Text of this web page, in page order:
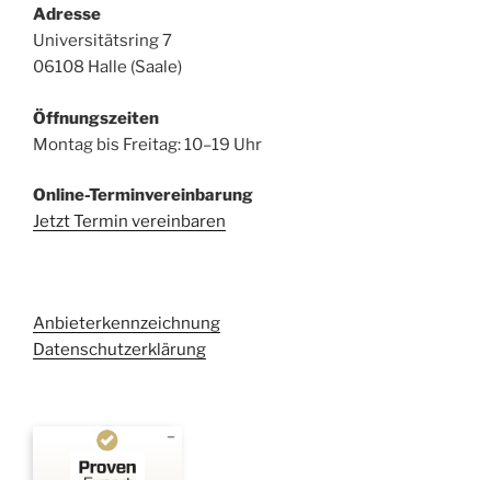
Adresse
Universitätsring 7
06108 Halle (Saale)
Öffnungszeiten
Montag bis Freitag: 10–19 Uhr
Online-Terminvereinbarung
Jetzt Termin vereinbaren
Anbieterkennzeichnung
Datenschutzerklärung
Kundenbewertungen und Erfahrungen zu